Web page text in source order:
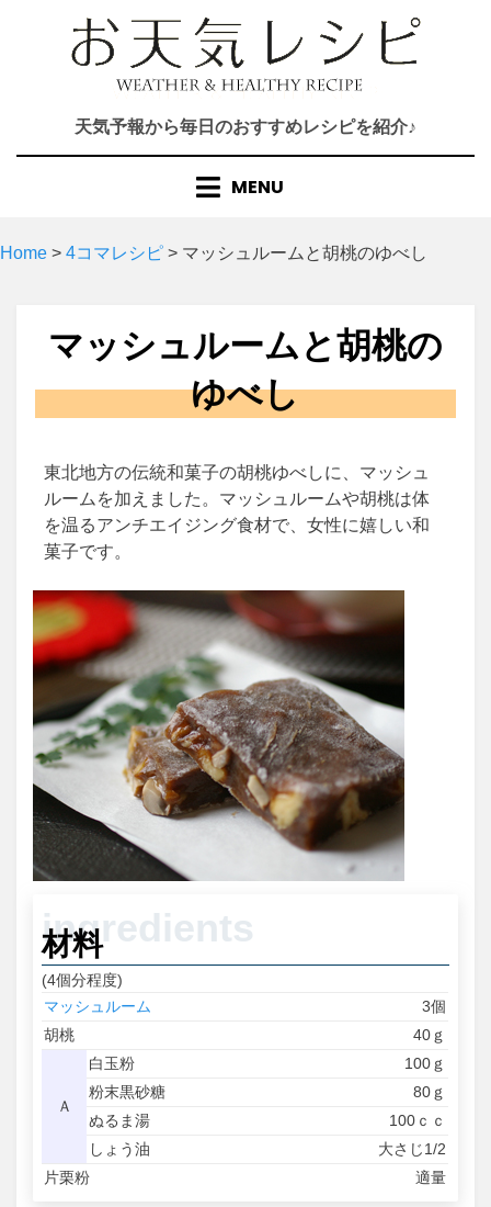
天気予報から毎日のおすすめレシピを紹介♪
MENU
Home > 4コマレシピ > マッシュルームと胡桃のゆべし
マッシュルームと胡桃の
ゆべし
東北地方の伝統和菓子の胡桃ゆべしに、マッシュ
ルームを加えました。マッシュルームや胡桃は体
を温るアンチエイジング食材で、女性に嬉しい和
菓子です。
材料
(4個分程度)
マッシュルーム
3個
胡桃
40ｇ
Ａ
白玉粉
100ｇ
粉末黒砂糖
80ｇ
ぬるま湯
100ｃｃ
しょう油
大さじ1/2
片栗粉
適量